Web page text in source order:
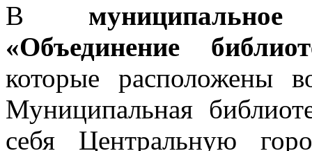
В
«Объединение
которые расположены
Муниципальная
себя Центральную